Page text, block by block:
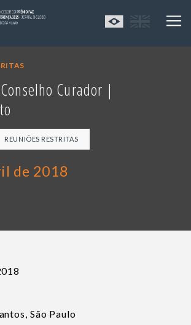
Curador |
REUNIÕES RESTRITAS
de 2018
São Paulo